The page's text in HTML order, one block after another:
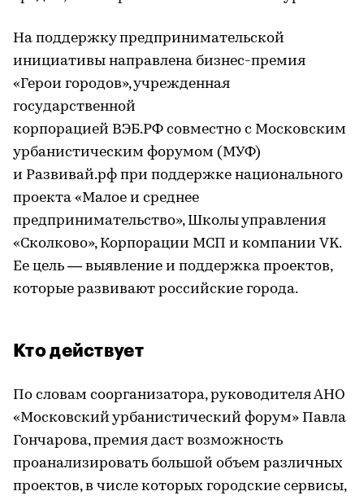
На поддержку предпринимательской
инициативы направлена бизнес-премия
«Герои городов», учрежденная
государственной
корпорацией ВЭБ.РФ совместно с Московским
урбанистическим форумом (МУФ)
и Развивай.рф при поддержке национального
проекта «Малое и среднее
предпринимательство», Школы управления
«Сколково», Корпорации МСП и компании VK.
Ее цель — выявление и поддержка проектов,
которые развивают российские города.
Кто действует
По словам соорганизатора, руководителя АНО
«Московский урбанистический форум» Павла
Гончарова, премия даст возможность
проанализировать большой объем различных
проектов, в числе которых городские сервисы,